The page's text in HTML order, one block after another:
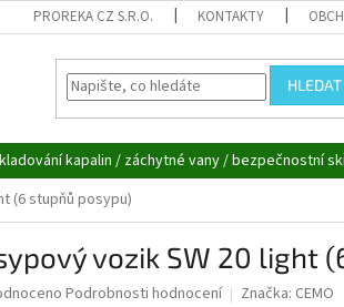
PROREKA CZ S.R.O. KONTAKTY
HLEDAT
kapalin / záchytné vany / bezpečnostní
(6 stupňů posypu)
vozik SW 20 light
Podrobnosti hodnocení Značka: CEMO